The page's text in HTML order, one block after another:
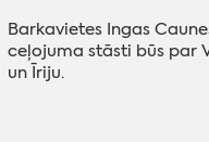
Barkavietes Ingas
ceļojuma stāsti būs par
un Īriju.